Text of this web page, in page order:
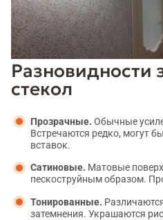
Разновидности
стекол
Прозрачные. Обычные
Встречаются редко, могут
вставок.
Сатиновые. Матовые
пескоструйным образом.
Тонированные.
затемнения. Украшаются